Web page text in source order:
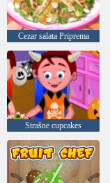
Cezar salata Priprema
Strašne cupcakes